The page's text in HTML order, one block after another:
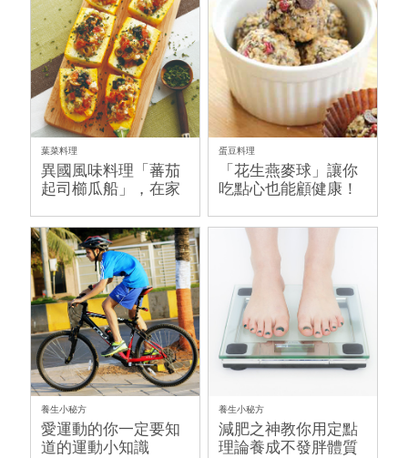
葉菜料理
異國風味料理「蕃茄
起司櫛瓜船」，在家
蛋豆料理
「花生燕麥球」讓你
吃點心也能顧健康！
養生小秘方
愛運動的你一定要知
道的運動小知識
養生小秘方
減肥之神教你用定點
理論養成不發胖體質